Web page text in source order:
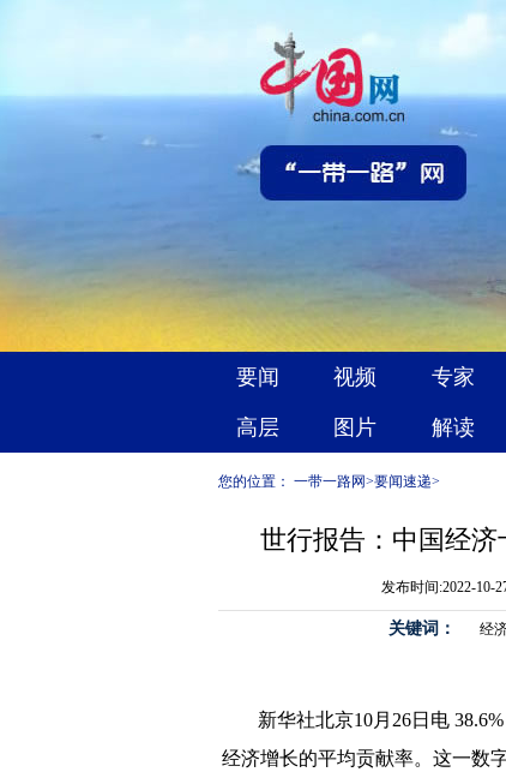
您的位置： 一带一路网>要闻速递>
世行报告：中国经
发布时间:2022-10-
关键词： 经
新华社北京10月26日电
经济增长的平均贡献率。这一数